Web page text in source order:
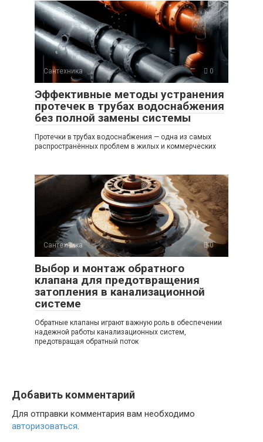
Сантехника 0
Эффективные методы устранения
протечек в трубах водоснабжения
без полной замены системы
Протечки в трубах водоснабжения — одна из самых
распространённых проблем в жилых и коммерческих
Сантехника 0
Выбор и монтаж обратного
клапана для предотвращения
затопления в канализационной
системе
Обратные клапаны играют важную роль в обеспечении
надежной работы канализационных систем,
предотвращая обратный поток
Добавить комментарий
Для отправки комментария вам необходимо
авторизоваться.